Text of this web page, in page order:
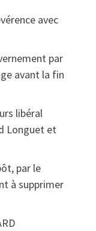
avec
par
avant la fin
libéral
Longuet et
par le
à supprimer